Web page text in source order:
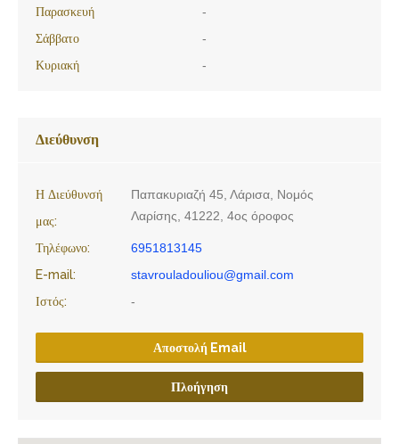
Παρασκευή
-
Σάββατο
-
Κυριακή
-
Διεύθυνση
Η Διεύθυνσή
μας:
Παπακυριαζή 45, Λάρισα, Νομός
Λαρίσης, 41222, 4ος όροφος
Τηλέφωνο:
6951813145
E-mail:
stavrouladouliou@gmail.com
Ιστός:
-
Αποστολή Email
Πλοήγηση